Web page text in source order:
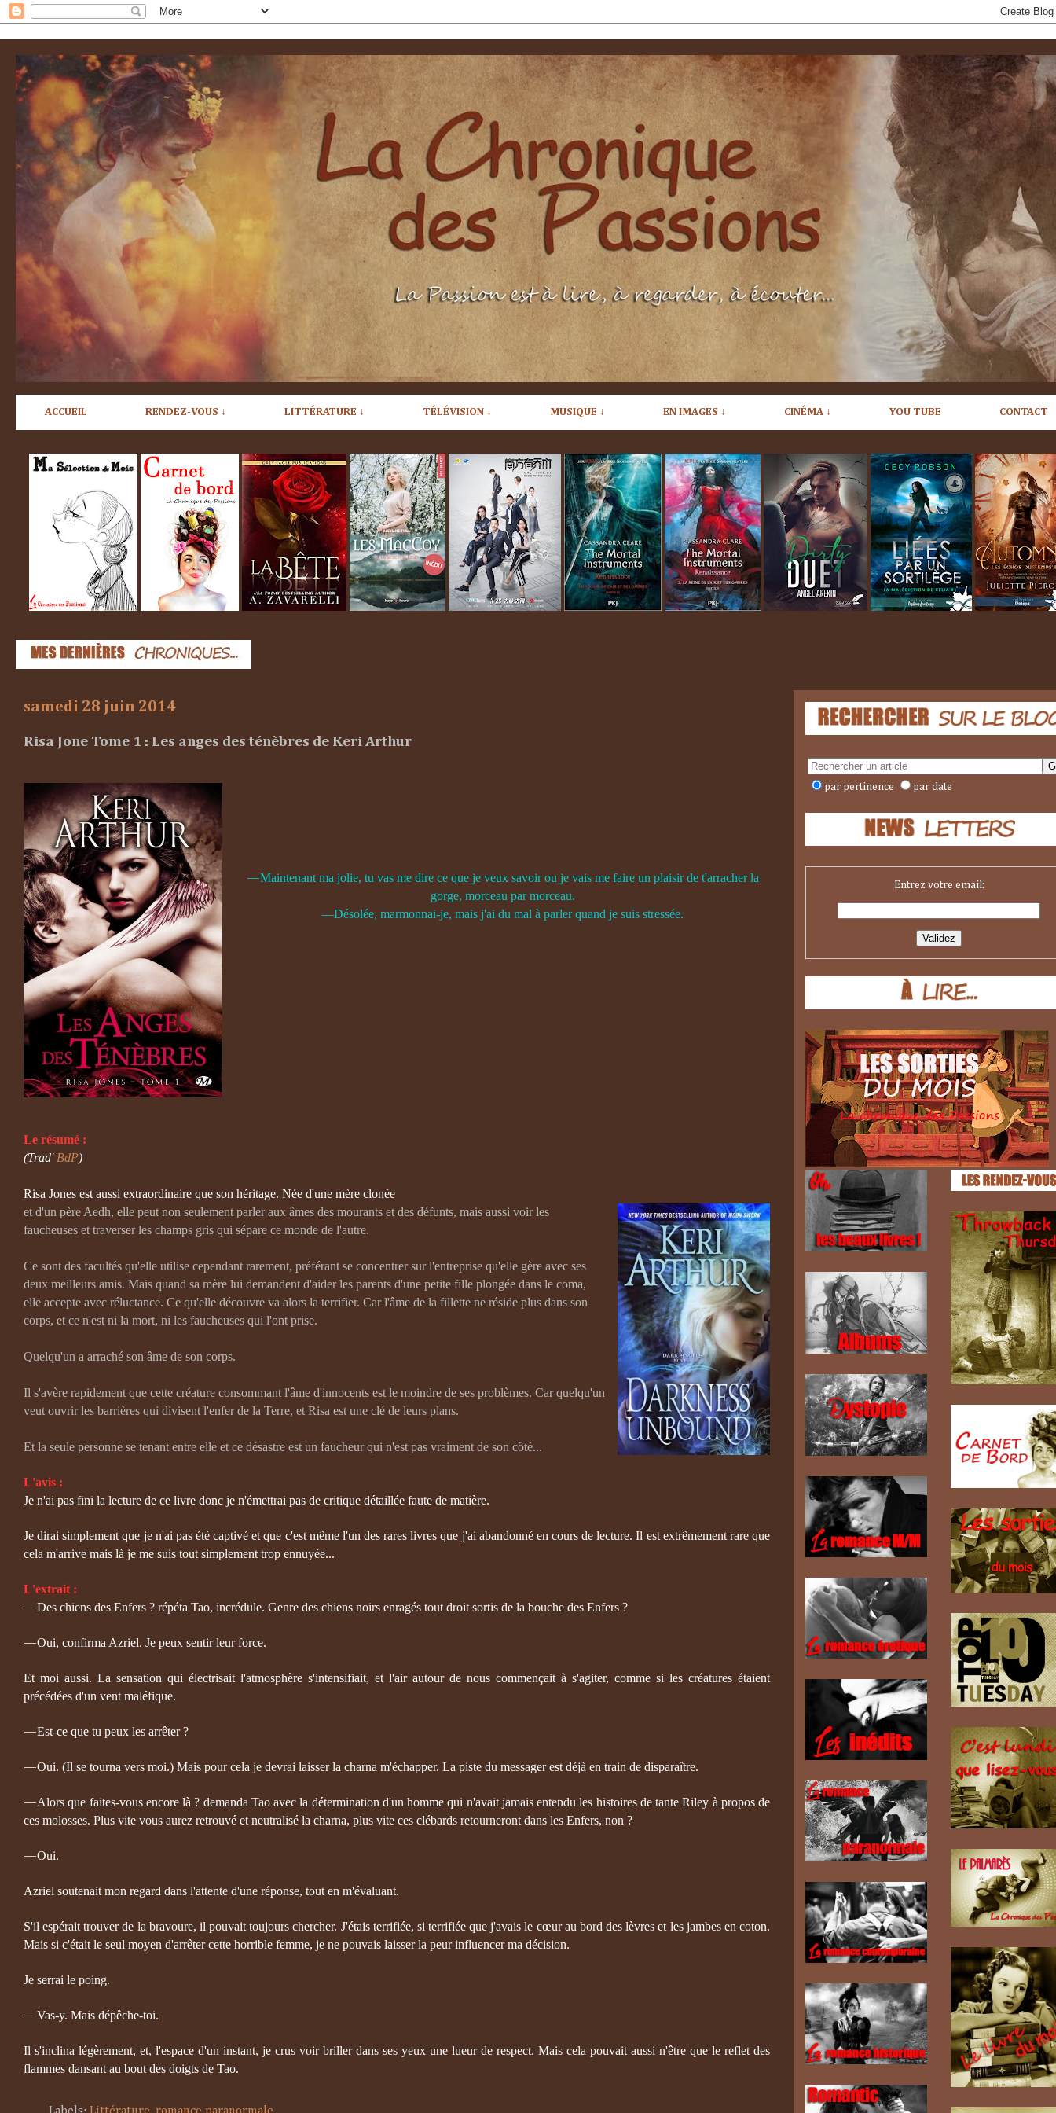
ACCUEIL RENDEZ-VOUS ↓ LITTÉRATURE ↓ TÉLÉVISION ↓ MUSIQUE ↓ EN IMAGES ↓ CINÉMA ↓ YOU TUBE CONTACT
samedi 28 juin 2014
Risa Jone Tome 1 : Les anges des ténèbres de Keri Arthur
—Maintenant ma jolie, tu vas me dire ce que je veux savoir ou je vais me faire un plaisir de t'arracher la
gorge, morceau par morceau.
—Désolée, marmonnai-je, mais j'ai du mal à parler quand je suis stressée.
Le résumé :
(Trad' BdP)
Risa Jones est aussi extraordinaire que son héritage. Née d'une mère clonée
et d'un père Aedh, elle peut non seulement parler aux âmes des mourants et des défunts, mais aussi voir les
faucheuses et traverser les champs gris qui sépare ce monde de l'autre.
Ce sont des facultés qu'elle utilise cependant rarement, préférant se concentrer sur l'entreprise qu'elle gère avec ses
deux meilleurs amis. Mais quand sa mère lui demandent d'aider les parents d'une petite fille plongée dans le coma,
elle accepte avec réluctance. Ce qu'elle découvre va alors la terrifier. Car l'âme de la fillette ne réside plus dans son
corps, et ce n'est ni la mort, ni les faucheuses qui l'ont prise.
Quelqu'un a arraché son âme de son corps.
Il s'avère rapidement que cette créature consommant l'âme d'innocents est le moindre de ses problèmes. Car quelqu'un
veut ouvrir les barrières qui divisent l'enfer de la Terre, et Risa est une clé de leurs plans.
Et la seule personne se tenant entre elle et ce désastre est un faucheur qui n'est pas vraiment de son côté...
L'avis :
Je n'ai pas fini la lecture de ce livre donc je n'émettrai pas de critique détaillée faute de matière.
Je dirai simplement que je n'ai pas été captivé et que c'est même l'un des rares livres que j'ai abandonné en cours de lecture. Il est extrêmement rare que
cela m'arrive mais là je me suis tout simplement trop ennuyée...
L'extrait :
—Des chiens des Enfers ? répéta Tao, incrédule. Genre des chiens noirs enragés tout droit sortis de la bouche des Enfers ?
—Oui, confirma Azriel. Je peux sentir leur force.
Et moi aussi. La sensation qui électrisait l'atmosphère s'intensifiait, et l'air autour de nous commençait à s'agiter, comme si les créatures étaient
précédées d'un vent maléfique.
—Est-ce que tu peux les arrêter ?
—Oui. (Il se tourna vers moi.) Mais pour cela je devrai laisser la charna m'échapper. La piste du messager est déjà en train de disparaître.
—Alors que faites-vous encore là ? demanda Tao avec la détermination d'un homme qui n'avait jamais entendu les histoires de tante Riley à propos de
ces molosses. Plus vite vous aurez retrouvé et neutralisé la charna, plus vite ces clébards retourneront dans les Enfers, non ?
—Oui.
Azriel soutenait mon regard dans l'attente d'une réponse, tout en m'évaluant.
S'il espérait trouver de la bravoure, il pouvait toujours chercher. J'étais terrifiée, si terrifiée que j'avais le cœur au bord des lèvres et les jambes en coton.
Mais si c'était le seul moyen d'arrêter cette horrible femme, je ne pouvais laisser la peur influencer ma décision.
Je serrai le poing.
—Vas-y. Mais dépêche-toi.
Il s'inclina légèrement, et, l'espace d'un instant, je crus voir briller dans ses yeux une lueur de respect. Mais cela pouvait aussi n'être que le reflet des
flammes dansant au bout des doigts de Tao.
par pertinence par date
Entrez votre email: